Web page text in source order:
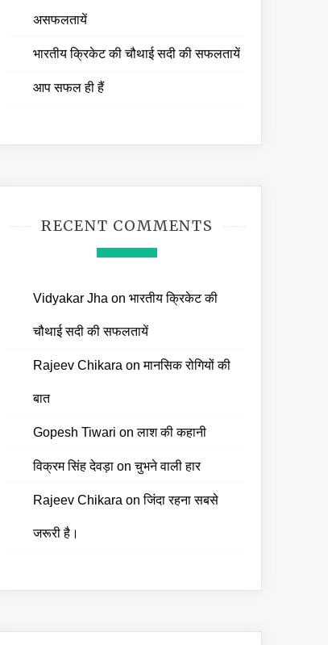
असफलतायें
भारतीय क्रिकेट की चौथाई सदी की सफलतायें
आप सफल ही हैं
RECENT COMMENTS
Vidyakar Jha on भारतीय क्रिकेट की
चौथाई सदी की सफलतायें
Rajeev Chikara onमानसिक रोगियों की
बात
Gopesh Tiwari onलाश की कहानी
विक्रम सिंह देवड़ाonचुभने वाली हार
Rajeev Chikara onजिंदा रहना सबसे
जरूरी है।